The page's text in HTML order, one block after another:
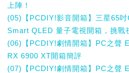
上陣！
(05)【PCDIY!影音開箱】三星65
Smart QLED 量子電視開箱，挑戰
(06)【PCDIY!劇情開箱】PC之聲
RX 6900 XT開箱簡評
(07)【PCDIY!劇情開箱】PC之聲